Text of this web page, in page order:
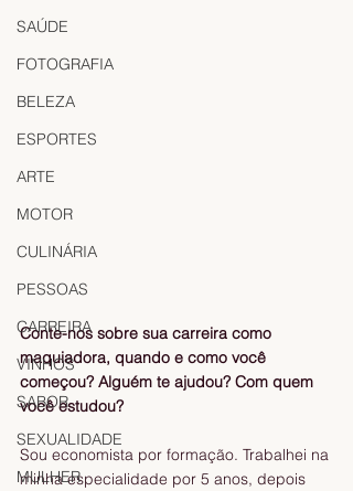
SAÚDE
FOTOGRAFIA
BELEZA
ESPORTES
ARTE
MOTOR
CULINÁRIA
PESSOAS
CARREIRA
VINHOS
SABOR
SEXUALIDADE
MULHER
Conte-nos sobre sua carreira como
maquiadora, quando e como você
começou? Alguém te ajudou? Com quem
você estudou?
Sou economista por formação. Trabalhei na
minha especialidade por 5 anos, depois